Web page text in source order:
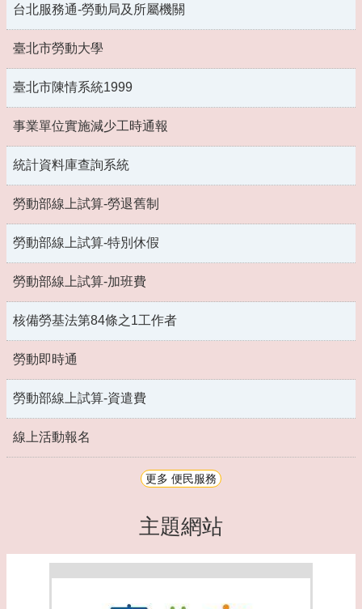
台北服務通-勞動局及所屬機關
臺北市勞動大學
臺北市陳情系統1999
事業單位實施減少工時通報
統計資料庫查詢系統
勞動部線上試算-勞退舊制
勞動部線上試算-特別休假
勞動部線上試算-加班費
核備勞基法第84條之1工作者
勞動即時通
勞動部線上試算-資遣費
線上活動報名
更多 便民服務
主題網站